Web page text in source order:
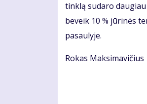
tinklą sudaro
beveik 10 % jūrinės
pasaulyje.
Rokas Maksimavičius